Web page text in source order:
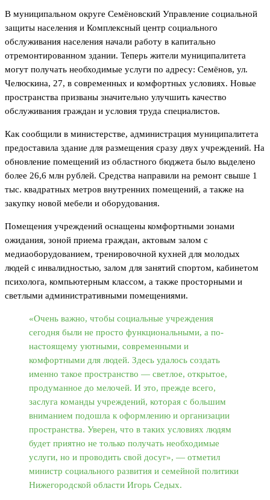
В муниципальном округе Семёновский Управление социальной
защиты населения и Комплексный центр социального
обслуживания населения начали работу в капитально
отремонтированном здании. Теперь жители муниципалитета
могут получать необходимые услуги по адресу: Семёнов, ул.
Челюскина, 27, в современных и комфортных условиях. Новые
пространства призваны значительно улучшить качество
обслуживания граждан и условия труда специалистов.
Как сообщили в министерстве, администрация муниципалитета
предоставила здание для размещения сразу двух учреждений. На
обновление помещений из областного бюджета было выделено
более 26,6 млн рублей. Средства направили на ремонт свыше 1
тыс. квадратных метров внутренних помещений, а также на
закупку новой мебели и оборудования.
Помещения учреждений оснащены комфортными зонами
ожидания, зоной приема граждан, актовым залом с
медиаоборудованием, тренировочной кухней для молодых
людей с инвалидностью, залом для занятий спортом, кабинетом
психолога, компьютерным классом, а также просторными и
светлыми административными помещениями.
«Очень важно, чтобы социальные учреждения
сегодня были не просто функциональными, а по-
настоящему уютными, современными и
комфортными для людей. Здесь удалось создать
именно такое пространство — светлое, открытое,
продуманное до мелочей. И это, прежде всего,
заслуга команды учреждений, которая с большим
вниманием подошла к оформлению и организации
пространства. Уверен, что в таких условиях людям
будет приятно не только получать необходимые
услуги, но и проводить свой досуг», — отметил
министр социального развития и семейной политики
Нижегородской области Игорь Седых.